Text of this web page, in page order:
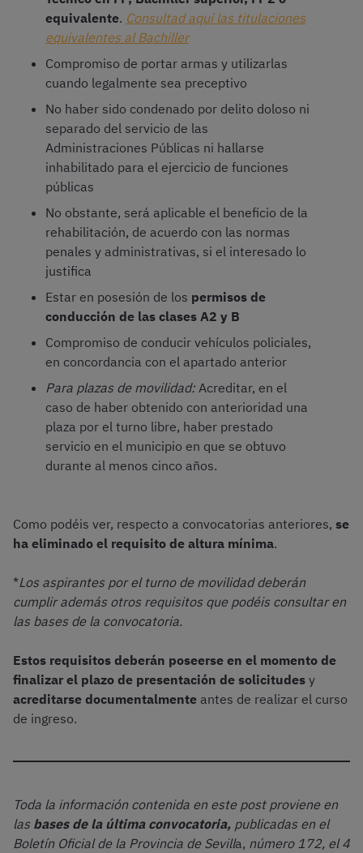
equivalente. Consultad aquí las titulaciones
equivalentes al Bachiller
Compromiso de portar armas y utilizarlas
cuando legalmente sea preceptivo
No haber sido condenado por delito doloso ni
separado del servicio de las
Administraciones Públicas ni hallarse
inhabilitado para el ejercicio de funciones
públicas
No obstante, será aplicable el beneficio de la
rehabilitación, de acuerdo con las normas
penales y administrativas, si el interesado lo
justifica
Estar en posesión de los permisos de
conducción de las clases A2 y B
Compromiso de conducir vehículos policiales,
en concordancia con el apartado anterior
Para plazas de movilidad: Acreditar, en el
caso de haber obtenido con anterioridad una
plaza por el turno libre, haber prestado
servicio en el municipio en que se obtuvo
durante al menos cinco años.
Como podéis ver, respecto a convocatorias anteriores, se
ha eliminado el requisito de altura mínima.
*Los aspirantes por el turno de movilidad deberán
cumplir además otros requisitos que podéis consultar en
las bases de la convocatoria.
Estos requisitos deberán poseerse en el momento de
finalizar el plazo de presentación de solicitudes y
acreditarse documentalmente antes de realizar el curso
de ingreso.
Toda la información contenida en este post proviene en
las bases de la última convocatoria, publicadas en el
Boletín Oficial de la Provincia de Sevilla, número 172, el 4